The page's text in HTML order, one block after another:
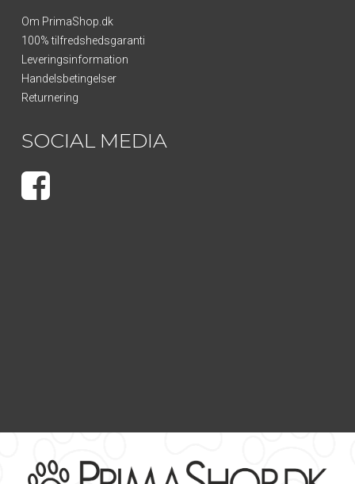
Om PrimaShop.dk
100% tilfredshedsgaranti
Leveringsinformation
Handelsbetingelser
Returnering
SOCIAL MEDIA